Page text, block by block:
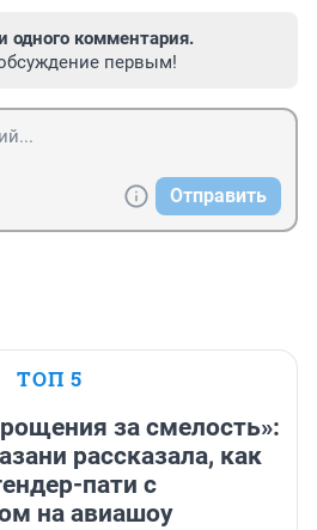
одного комментария.
первым!
Отправить
ТОП 5
за смелость»:
рассказала, как
пати с
на авиашоу